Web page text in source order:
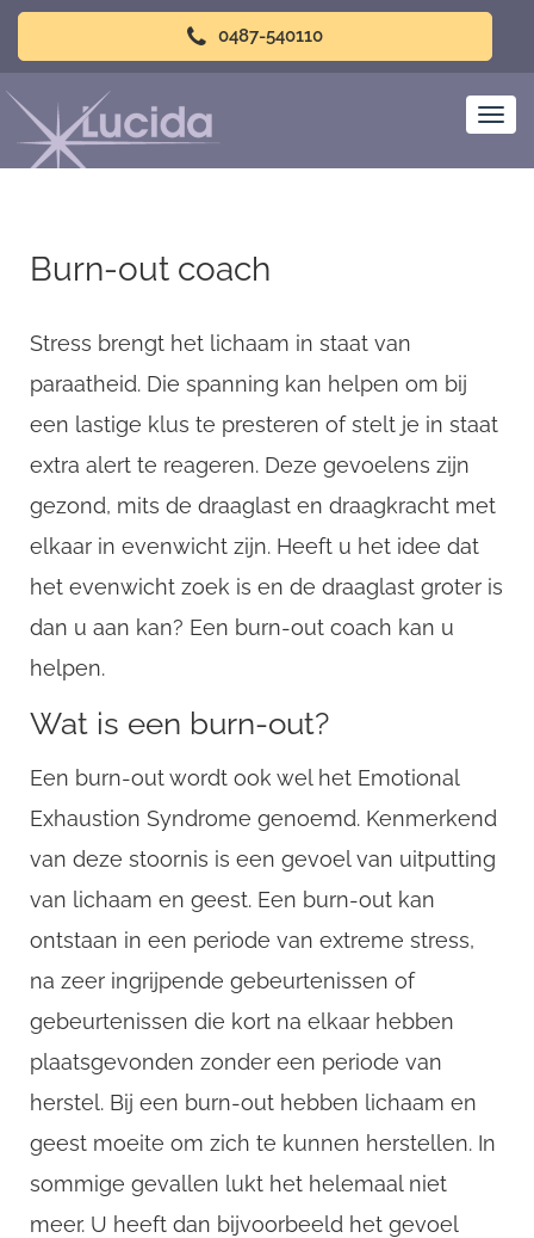
0487-540110
Burn-out coach
Stress brengt het lichaam in staat van
paraatheid. Die spanning kan helpen om bij
een lastige klus te presteren of stelt je in staat
extra alert te reageren. Deze gevoelens zijn
gezond, mits de draaglast en draagkracht met
elkaar in evenwicht zijn. Heeft u het idee dat
het evenwicht zoek is en de draaglast groter is
dan u aan kan? Een burn-out coach kan u
helpen.
Wat is een burn-out?
Een burn-out wordt ook wel het Emotional
Exhaustion Syndrome genoemd. Kenmerkend
van deze stoornis is een gevoel van uitputting
van lichaam en geest. Een burn-out kan
ontstaan in een periode van extreme stress,
na zeer ingrijpende gebeurtenissen of
gebeurtenissen die kort na elkaar hebben
plaatsgevonden zonder een periode van
herstel. Bij een burn-out hebben lichaam en
geest moeite om zich te kunnen herstellen. In
sommige gevallen lukt het helemaal niet
meer. U heeft dan bijvoorbeeld het gevoel